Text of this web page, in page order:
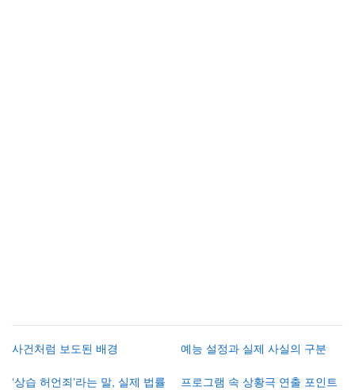
사건처럼 보도된 배경 예능 설정과 실제 사실의 구분
‘상습 허언죄’라는 말, 실제 법률
프로그램 속 상황극 연출 포인트